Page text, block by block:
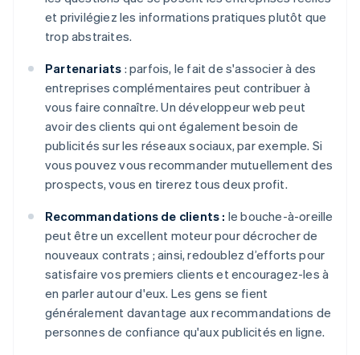
et privilégiez les informations pratiques plutôt que
trop abstraites.
Partenariats : parfois, le fait de s'associer à des
entreprises complémentaires peut contribuer à
vous faire connaître. Un développeur web peut
avoir des clients qui ont également besoin de
publicités sur les réseaux sociaux, par exemple. Si
vous pouvez vous recommander mutuellement des
prospects, vous en tirerez tous deux profit.
Recommandations de clients : le bouche-à-oreille
peut être un excellent moteur pour décrocher de
nouveaux contrats ; ainsi, redoublez d’efforts pour
satisfaire vos premiers clients et encouragez-les à
en parler autour d'eux. Les gens se fient
généralement davantage aux recommandations de
personnes de confiance qu'aux publicités en ligne.